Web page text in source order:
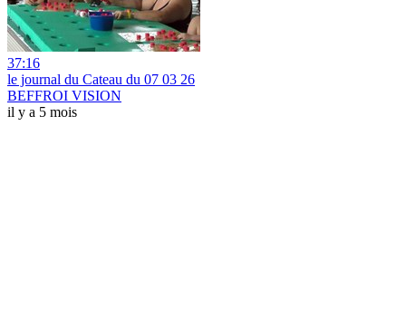
37:16
le journal du Cateau du 07 03 26
BEFFROI VISION
il y a 5 mois